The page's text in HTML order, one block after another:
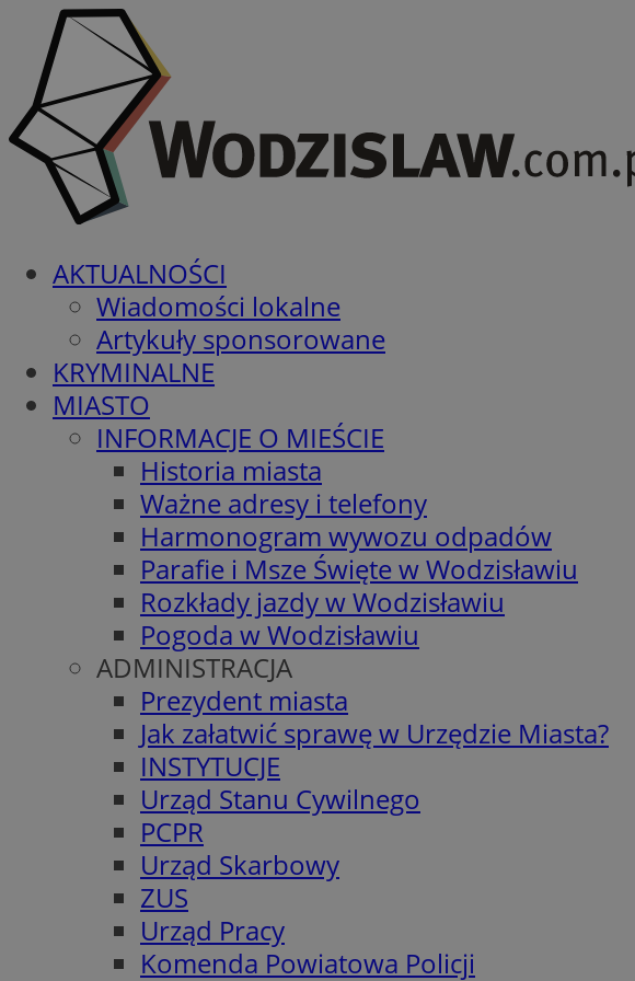
AKTUALNOŚCI
Wiadomości lokalne
Artykuły sponsorowane
KRYMINALNE
MIASTO
INFORMACJE O MIEŚCIE
Historia miasta
Ważne adresy i telefony
Harmonogram wywozu odpadów
Parafie i Msze Święte w Wodzisławiu
Rozkłady jazdy w Wodzisławiu
Pogoda w Wodzisławiu
ADMINISTRACJA
Prezydent miasta
Jak załatwić sprawę w Urzędzie Miasta?
INSTYTUCJE
Urząd Stanu Cywilnego
PCPR
Urząd Skarbowy
ZUS
Urząd Pracy
Komenda Powiatowa Policji